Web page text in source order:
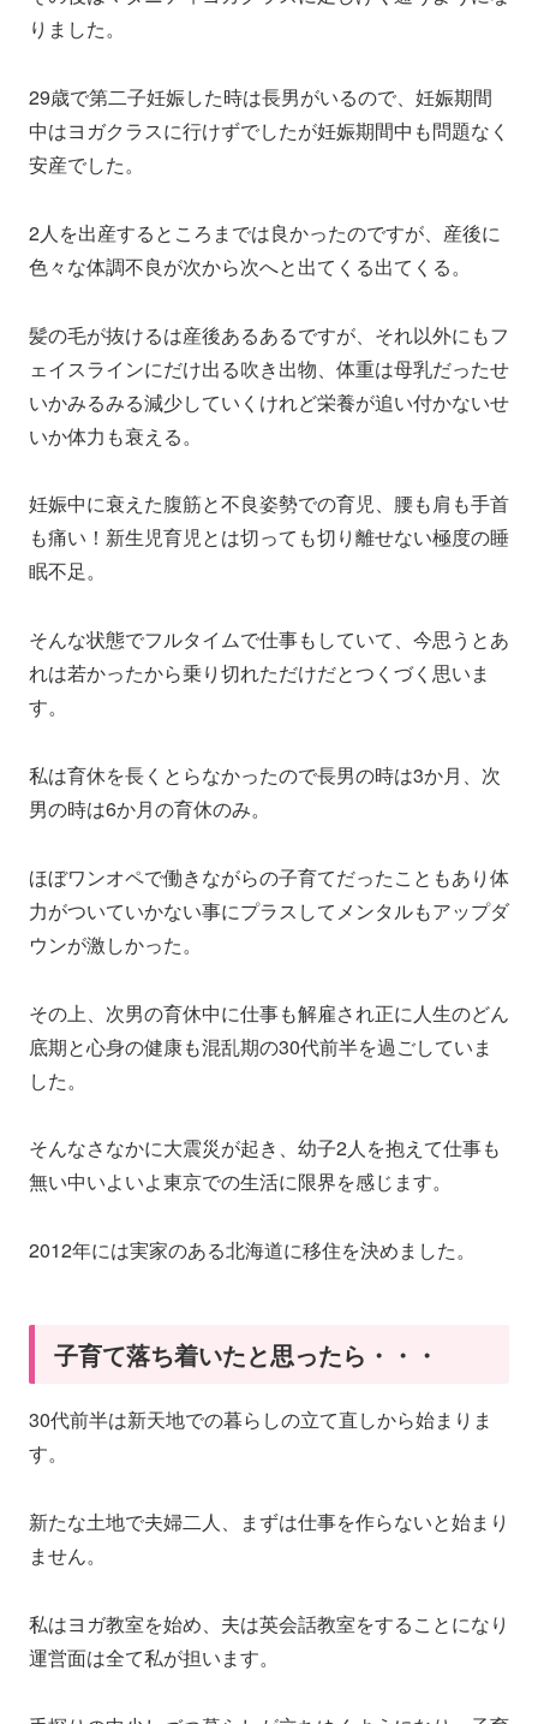
りました。
29歳で第二子妊娠した時は長男がいるので、妊娠期間
中はヨガクラスに行けずでしたが妊娠期間中も問題なく
安産でした。
2人を出産するところまでは良かったのですが、産後に
色々な体調不良が次から次へと出てくる出てくる。
髪の毛が抜けるは産後あるあるですが、それ以外にもフ
ェイスラインにだけ出る吹き出物、体重は母乳だったせ
いかみるみる減少していくけれど栄養が追い付かないせ
いか体力も衰える。
妊娠中に衰えた腹筋と不良姿勢での育児、腰も肩も手首
も痛い！新生児育児とは切っても切り離せない極度の睡
眠不足。
そんな状態でフルタイムで仕事もしていて、今思うとあ
れは若かったから乗り切れただけだとつくづく思いま
す。
私は育休を長くとらなかったので長男の時は3か月、次
男の時は6か月の育休のみ。
ほぼワンオペで働きながらの子育てだったこともあり体
力がついていかない事にプラスしてメンタルもアップダ
ウンが激しかった。
その上、次男の育休中に仕事も解雇され正に人生のどん
底期と心身の健康も混乱期の30代前半を過ごしていま
した。
そんなさなかに大震災が起き、幼子2人を抱えて仕事も
無い中いよいよ東京での生活に限界を感じます。
2012年には実家のある北海道に移住を決めました。
子育て落ち着いたと思ったら・・・
30代前半は新天地での暮らしの立て直しから始まりま
す。
新たな土地で夫婦二人、まずは仕事を作らないと始まり
ません。
私はヨガ教室を始め、夫は英会話教室をすることになり
運営面は全て私が担います。